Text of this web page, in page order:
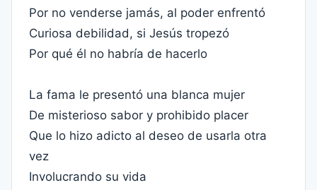
Por no venderse jamás, al poder enfrentó
Curiosa debilidad, si Jesús tropezó
Por qué él no habría de hacerlo
La fama le presentó una blanca mujer
De misterioso sabor y prohibido placer
Que lo hizo adicto al deseo de usarla otra
vez
Involucrando su vida